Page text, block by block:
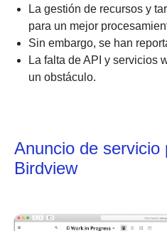
La gestión de recursos y
para un mejor
Sin embargo, se han
La falta de API y servicios
un obstáculo.
Anuncio de servicio
Birdview